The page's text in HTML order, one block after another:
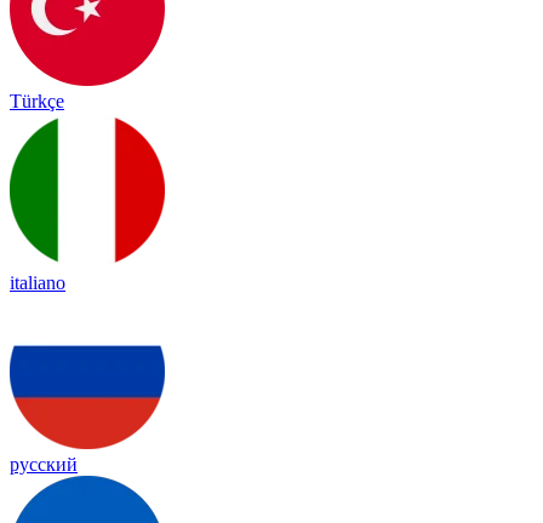
Türkçe
italiano
русский